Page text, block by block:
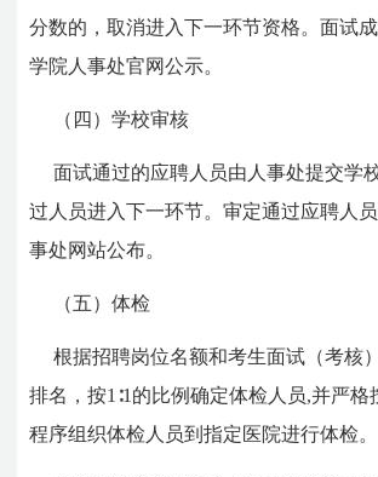
分数的，取消进入下一环节资格。面试
学院人事处官网公示。
（四）学校审核
面试通过的应聘人员由人事处提交学
过人员进入下一环节。审定通过应聘人
事处网站公布。
（五）体检
根据招聘岗位名额和考生面试（考核
排名，按1∶1的比例确定体检人员,并严格
程序组织体检人员到指定医院进行体检。